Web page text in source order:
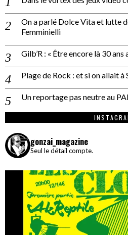
On a parlé Dolce Vita et lutte
Femminielli
Gilb’R : « Être encore là 30 ans
Plage de Rock : et si on allait à
Un reportage pas neutre au
gonzai_magazine
Seul le détail compte.